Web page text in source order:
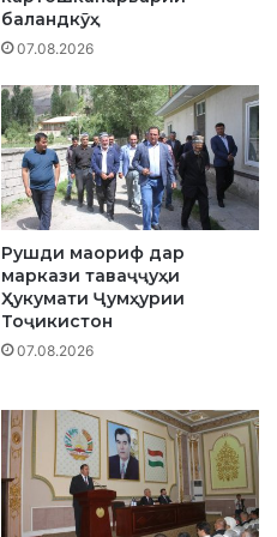
м
у
н
а
л
ӣ
о
и
д
е
ҳ
а
и
Д
а
р
-
Д
р
баландкӯҳ
07.08.2026
Рушди маориф дар
маркази таваҷҷуҳи
Ҳукумати Ҷумҳурии
Тоҷикистон
07.08.2026